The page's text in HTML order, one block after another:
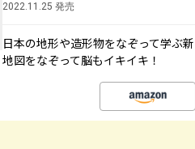
2022.11.25 発売
日本の地形や造形物をなぞって学ぶ
地図をなぞって脳もイキイキ！